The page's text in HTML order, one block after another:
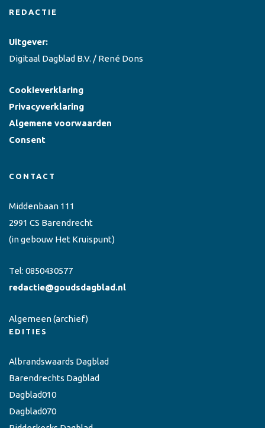
REDACTIE
Uitgever:
Digitaal Dagblad B.V. / René Dons
Cookieverklaring
Privacyverklaring
Algemene voorwaarden
Consent
CONTACT
Middenbaan 111
2991 CS Barendrecht
(in gebouw Het Kruispunt)
Tel: 0850430577
redactie@goudsdagblad.nl
Algemeen(archief)
EDITIES
Albrandswaards Dagblad
Barendrechts Dagblad
Dagblad010
Dagblad070